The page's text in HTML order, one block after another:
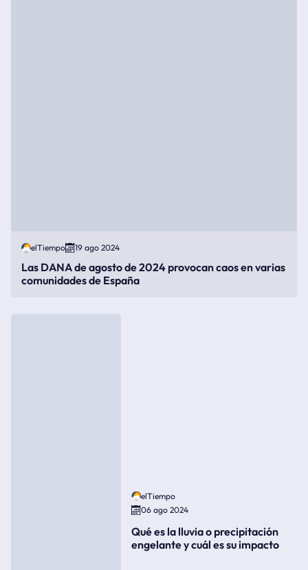
elTiempo 19 ago 2024
Las DANA de agosto de 2024 provocan caos en varias
comunidades de España
elTiempo
06 ago 2024
Qué es la lluvia o precipitación
engelante y cuál es su impacto